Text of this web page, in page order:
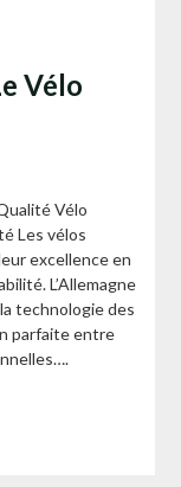
Vélo
Vélo
Les vélos
excellence en
L’Allemagne
technologie des
parfaite entre